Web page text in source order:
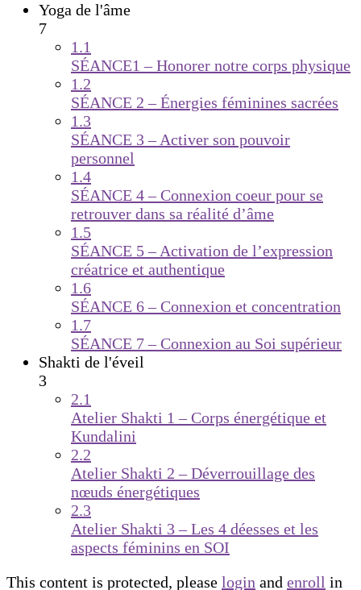
Yoga de l'âme
7
1.1
SÉANCE1 – Honorer notre corps physique
1.2
SÉANCE 2 – Énergies féminines sacrées
1.3
SÉANCE 3 – Activer son pouvoir
personnel
1.4
SÉANCE 4 – Connexion coeur pour se
retrouver dans sa réalité d’âme
1.5
SÉANCE 5 – Activation de l’expression
créatrice et authentique
1.6
SÉANCE 6 – Connexion et concentration
1.7
SÉANCE 7 – Connexion au Soi supérieur
Shakti de l'éveil
3
2.1
Atelier Shakti 1 – Corps énergétique et
Kundalini
2.2
Atelier Shakti 2 – Déverrouillage des
nœuds énergétiques
2.3
Atelier Shakti 3 – Les 4 déesses et les
aspects féminins en SOI
This content is protected, please login and enroll in